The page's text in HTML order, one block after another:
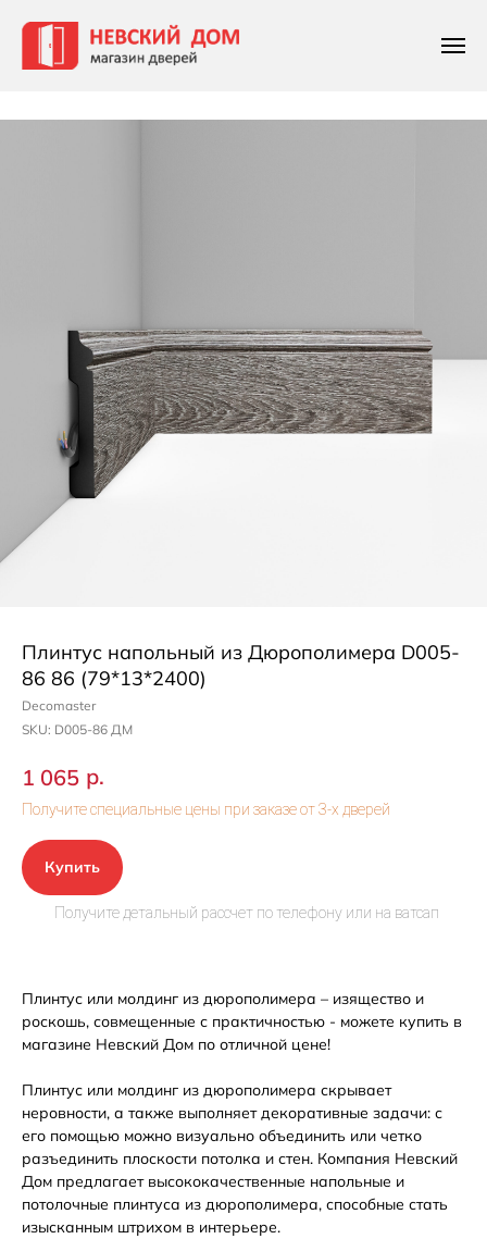
Плинтус напольный из Дюрополимера D005-
86 86 (79*13*2400)
Decomaster
SKU: D005-86 ДМ
1 065 р.
Купить
Плинтус или молдинг из дюрополимера – изящество и
роскошь, совмещенные с практичностью - можете купить в
магазине Невский Дом по отличной цене!
Плинтус или молдинг из дюрополимера скрывает
неровности, а также выполняет декоративные задачи: с
его помощью можно визуально объединить или четко
разъединить плоскости потолка и стен. Компания Невский
Дом предлагает высококачественные напольные и
потолочные плинтуса из дюрополимера, способные стать
изысканным штрихом в интерьере.